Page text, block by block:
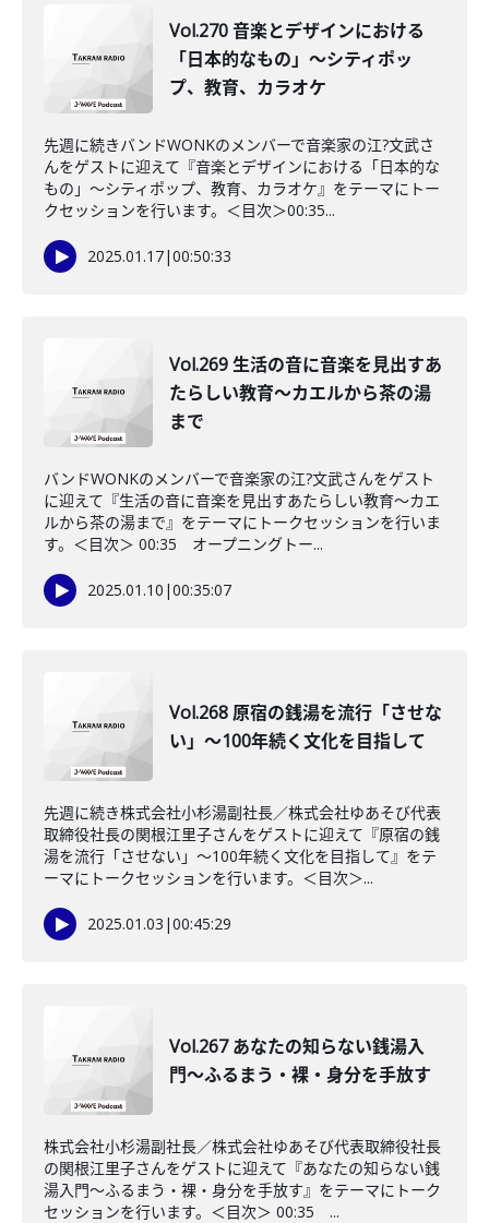
Vol.270 音楽とデザインにおける
「日本的なもの」～シティポッ
プ、教育、カラオケ
先週に続きバンドWONKのメンバーで音楽家の江?文武さ
んをゲストに迎えて『音楽とデザインにおける「日本的な
もの」～シティポップ、教育、カラオケ』をテーマにトー
クセッションを行います。＜目次＞00:35...
2025.01.17|00:50:33
Vol.269 生活の音に音楽を見出すあ
たらしい教育～カエルから茶の湯
まで
バンドWONKのメンバーで音楽家の江?文武さんをゲスト
に迎えて『生活の音に音楽を見出すあたらしい教育～カエ
ルから茶の湯まで』をテーマにトークセッションを行いま
す。＜目次＞ 00:35 オープニングトー...
2025.01.10 |00:35:07
Vol.268 原宿の銭湯を流行「させな
い」～100年続く文化を目指して
先週に続き株式会社小杉湯副社長／株式会社ゆあそび代表
取締役社長の関根江里子さんをゲストに迎えて『原宿の銭
湯を流行「させない」～100年続く文化を目指して』をテ
ーマにトークセッションを行います。＜目次＞...
2025.01.03 |00:45:29
Vol.267 あなたの知らない銭湯入
門〜ふるまう・裸・身分を手放す
株式会社小杉湯副社長／株式会社ゆあそび代表取締役社長
の関根江里子さんをゲストに迎えて『あなたの知らない銭
湯入門〜ふるまう・裸・身分を手放す』をテーマにトーク
セッションを行います。＜目次＞ 00:35 ...